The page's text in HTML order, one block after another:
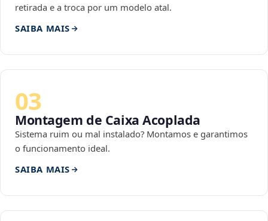
retirada e a troca por um modelo atal.
SAIBA MAIS
03
Montagem de Caixa Acoplada
Sistema ruim ou mal instalado? Montamos e garantimos
o funcionamento ideal.
SAIBA MAIS